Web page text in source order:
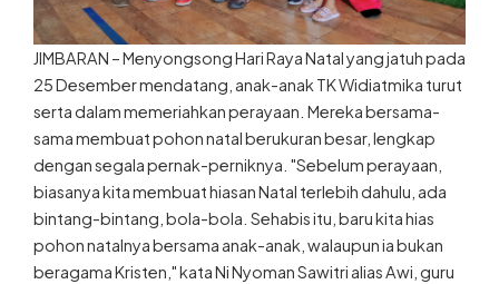
JIMBARAN – Menyongsong Hari Raya Natal yang jatuh pada
25 Desember mendatang, anak-anak TK Widiatmika turut
serta dalam memeriahkan perayaan. Mereka bersama-
sama membuat pohon natal berukuran besar, lengkap
dengan segala pernak-perniknya. "Sebelum perayaan,
biasanya kita membuat hiasan Natal terlebih dahulu, ada
bintang-bintang, bola-bola. Sehabis itu, baru kita hias
pohon natalnya bersama anak-anak, walaupun ia bukan
beragama Kristen," kata Ni Nyoman Sawitri alias Awi, guru